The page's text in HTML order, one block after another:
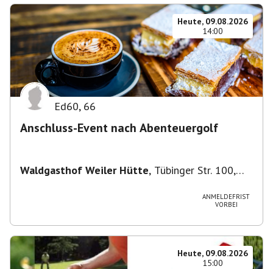
Heute, 09.08.2026
14:00
Ed60, 66
Anschluss-Event nach Abenteuergolf
Waldgasthof Weiler Hütte, Tübinger Str. 100,
ANMELDEFRIST
VORBEI
Heute, 09.08.2026
15:00